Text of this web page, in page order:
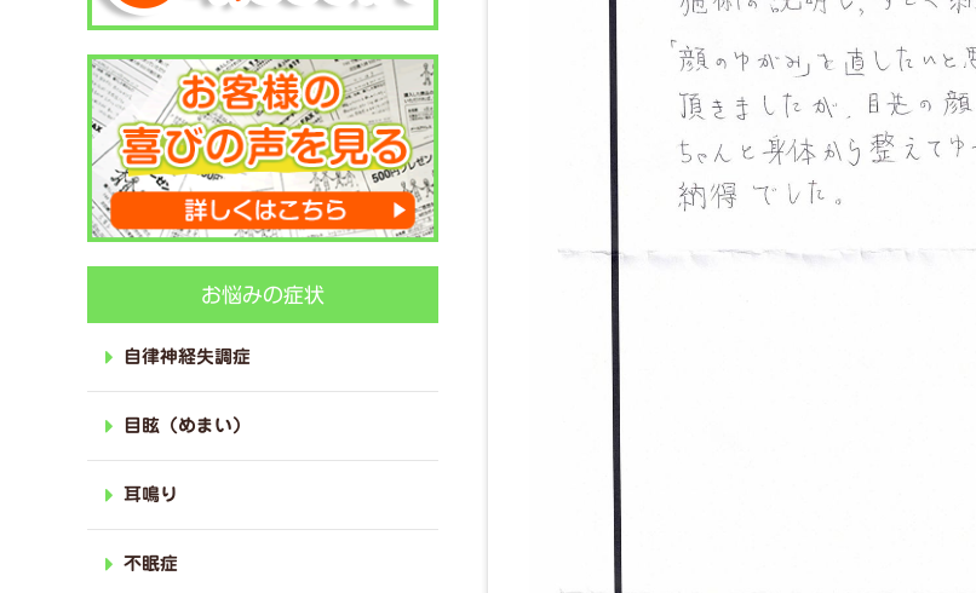
お悩みの症状
自律神経失調症
目眩（めまい）
耳鳴り
不眠症